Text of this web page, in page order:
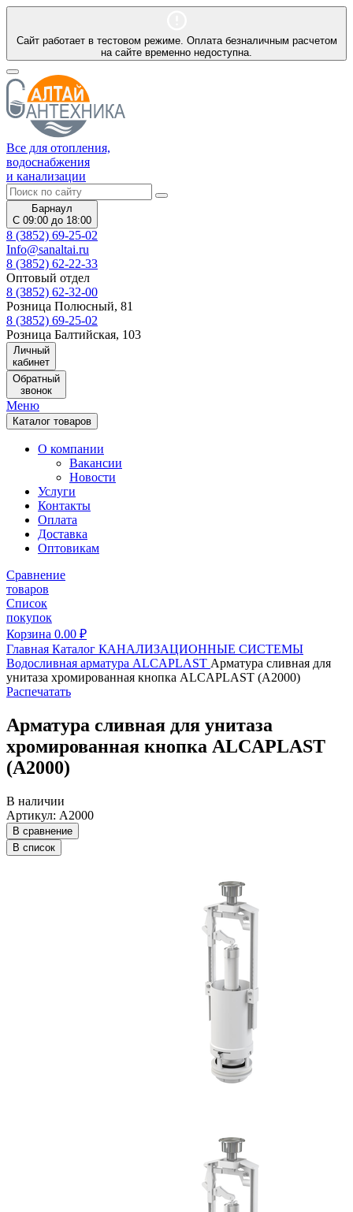
Сайт работает в тестовом режиме. Оплата безналичным расчетом
на сайте временно недоступна.
Все для отопления,
водоснабжения
и канализации
Барнаул
С 09:00 до 18:00
8 (3852) 69-25-02
Info@sanaltai.ru
8 (3852) 62-22-33
Оптовый отдел
8 (3852) 62-32-00
Розница Полюсный, 81
8 (3852) 69-25-02
Розница Балтийская, 103
Личный
кабинет
Обратный
звонок
Меню
Каталог товаров
О компании
Вакансии
Новости
Услуги
Контакты
Оплата
Доставка
Оптовикам
Сравнение
товаров
Список
покупок
Корзина 0.00 ₽
Главная Каталог КАНАЛИЗАЦИОННЫЕ СИСТЕМЫ
Водосливная арматура ALCAPLAST Арматура сливная для
унитаза хромированная кнопка ALCAPLAST (A2000)
Распечатать
Арматура сливная для унитаза
хромированная кнопка ALCAPLAST
(A2000)
В наличии
Артикул: A2000
В сравнение
В список